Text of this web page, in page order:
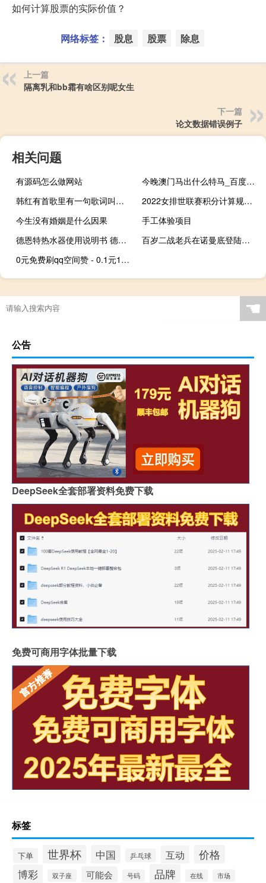
如何计算股票的实际价值？
网络标签： 股息 股票 除息
上一篇
隔离乳和bb霜有啥区别呢女生
下一篇
论文数据错误例子
相关问题
有源码怎么做网站
今晚澳门马出什么特马_百度人工智能_安卓版636.64.459
韩红有首歌里有一句歌词叫我等到花儿也谢了 我等到花儿也谢了国语
2022女排世联赛积分计算规则 女排超级联赛积分榜
今生没有婚姻是什么因果
手工体验项目
德恩特热水器使用说明书 德恩特即热式电热水器
百岁二战老兵在诺曼底登陆日海滩喜结良缘，娶96岁新娘
0元免费刷qq空间赞 - 0.1元1000自助点赞平台 卡盟对接一手货源
☚
公告
DeepSeek全套部署资料免费下载
免费可商用字体批量下载
标签
下单 世界杯 中国 乒乓球 互动 价格
博彩 双子座 可能会 号码 品牌 在线 市场